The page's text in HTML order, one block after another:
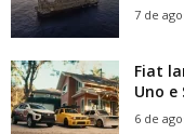
7 de
Fiat
Uno e
6 de